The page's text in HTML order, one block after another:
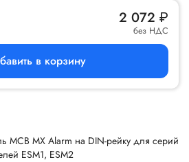
2 072 ₽
без НДС
в корзину
MCB MX Alarm на DIN-рейку для серий
ESM1, ESM2